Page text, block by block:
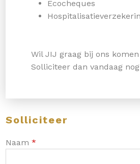
Ecocheques
Wil JIJ graag bij ons
Solliciteer dan vandaag
Solliciteer
Naam*